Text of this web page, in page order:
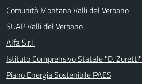
Comunità Montana Valli del Verbano
SUAP Valli del Verbano
Alfa S.r.l.
Istituto Comprensivo Statale "D. Zuretti"
Piano Energia Sostenibile PAES